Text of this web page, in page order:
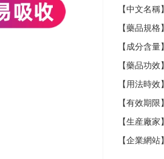
【中文名稱】
【藥品規格】
【成分含量】
【藥品功效】
【用法時效】
【有效期限】
【生産廠家】
【企業網站】